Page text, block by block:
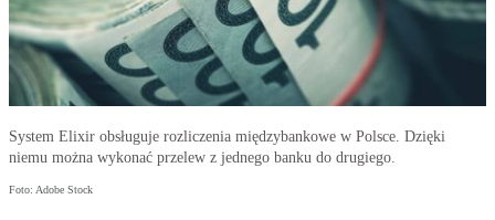
System Elixir obsługuje rozliczenia międzybankowe w Polsce. Dzięki
niemu można wykonać przelew z jednego banku do drugiego.
Foto: Adobe Stock